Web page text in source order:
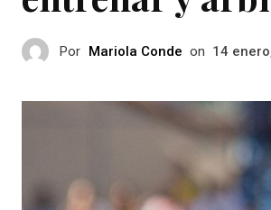
Por Mariola Conde on 14